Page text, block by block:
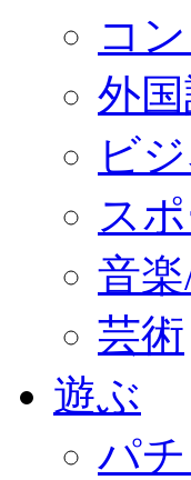
コ
外
ビ
ス
音
芸術
遊ぶ
パ